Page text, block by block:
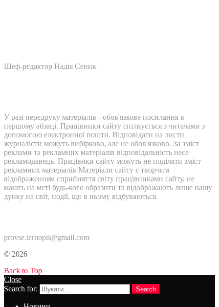
Шеф-редактор Надія Сеник
У разі передруку матеріалів - обов'язкове посилання в
першому абзаці. Працівники сайту спілкується з читачами з
допомогою електронної пошти. Відповідати на листи
журналісти можуть вибірково, але не обов'язково. За зміст
реклами та рекламних матеріалів відповідальність несе
рекламодавець. Працівнки сайту можуть не поділяти зміст
рекламних матеріалів Матеріали сайту є творчим
відображенням сприйняття світу працівниками сайту, не
мають на меті будь-кого образити та відображають лише нашу
дуику на світ, події, що в ньому відбуваються.
provse.ternopil@gmail.com
© 2026
Back to Top
Close
Search for:
Search